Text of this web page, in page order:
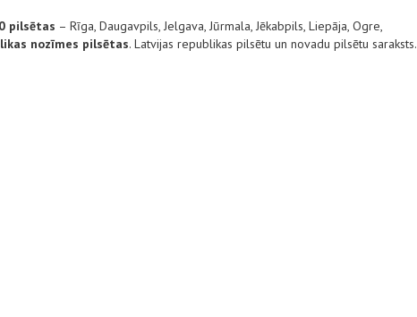
pilsētas – Rīga, Daugavpils, Jelgava, Jūrmala, Jēkabpils, Liepāja, Ogre,
nozīmes pilsētas. Latvijas republikas pilsētu un novadu pilsētu saraksts.